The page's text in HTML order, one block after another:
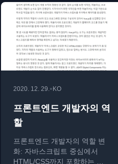
2020. 12. 29.• KO
프론트엔드 개발자의 역
할
프론트엔드 개발자의 역할 변
화: 자바스크립트 중심에서
HTML/CSS까지 포함하는 전